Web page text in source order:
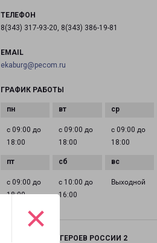
×
ТЕЛЕФОН
8(343) 317-93-20, 8(343) 386-19-81
EMAIL
ekaburg@pecom.ru
ГРАФИК РАБОТЫ
с 09:00 до
18:00
с 09:00 до
18:00
с 09:00 до
18:00
с 09:00 до
18:00
с 10:00 до
16:00
Выходной
ЕКАТЕРИНБУРГ ГЕРОЕВ РОССИИ 2